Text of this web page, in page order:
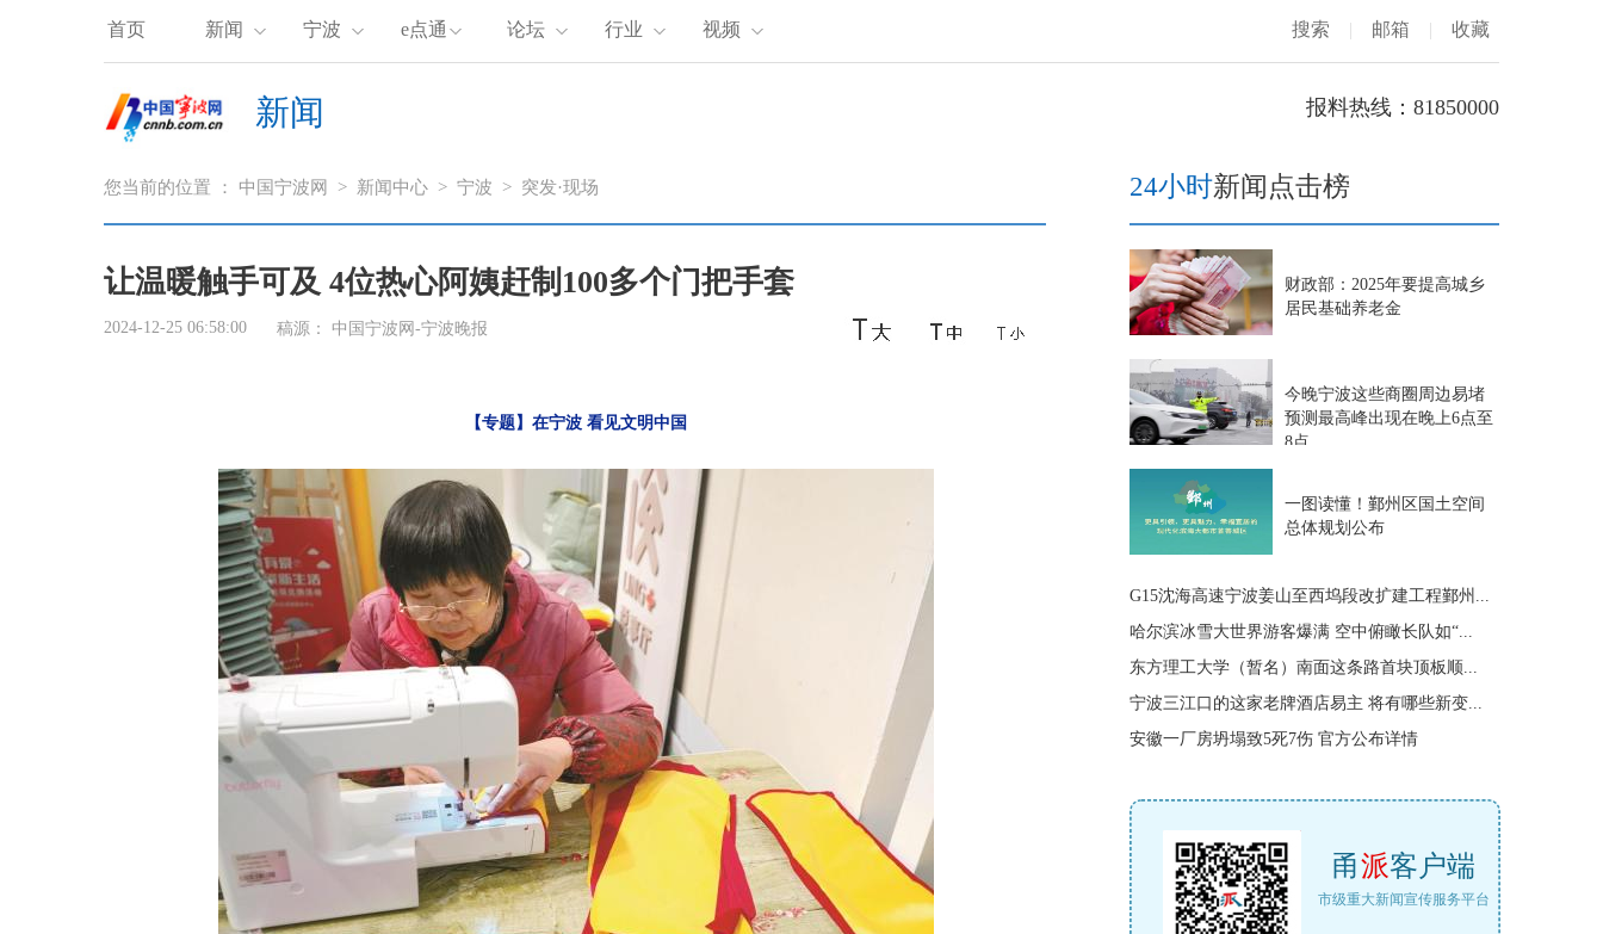
首页 新闻 宁波 e点通 论坛 行业 视频 搜索 | 邮箱 | 收藏
新闻 报料热线：81850000
您当前的位置 ： 中国宁波网 > 新闻中心 > 宁波 > 突发·现场
让温暖触手可及 4位热心阿姨赶制100多个门把手套
2024-12-25 06:58:00 稿源： 中国宁波网-宁波晚报
【专题】在宁波 看见文明中国
24小时新闻点击榜
财政部：2025年要提高城乡
居民基础养老金
今晚宁波这些商圈周边易堵
预测最高峰出现在晚上6点至
8点
一图读懂！鄞州区国土空间
总体规划公布
G15沈海高速宁波姜山至西坞段改扩建工程鄞州...
哈尔滨冰雪大世界游客爆满 空中俯瞰长队如“...
东方理工大学（暂名）南面这条路首块顶板顺...
宁波三江口的这家老牌酒店易主 将有哪些新变...
安徽一厂房坍塌致5死7伤 官方公布详情
甬派客户端
市级重大新闻宣传服务平台